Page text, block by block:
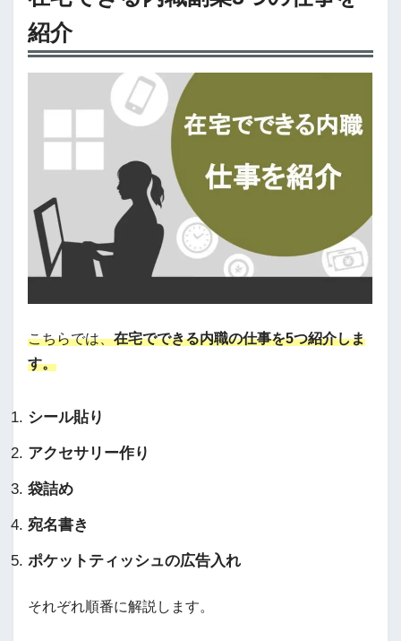
紹介
こちらでは、在宅でできる内職の仕事を5つ紹介しま
す。
シール貼り
アクセサリー作り
袋詰め
宛名書き
ポケットティッシュの広告入れ
それぞれ順番に解説します。